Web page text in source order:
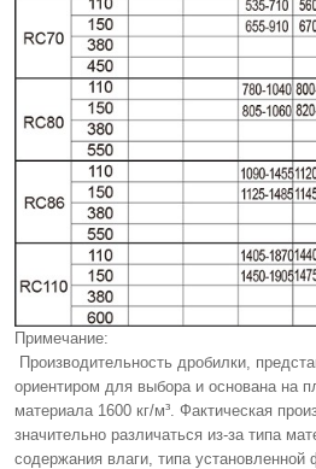
Примечание:
Производительность дробилки,
ориентиром для выбора и основана на
материала 1600 кг/м³. Фактическая
значительно различаться из-за типа
содержания влаги, типа установленной